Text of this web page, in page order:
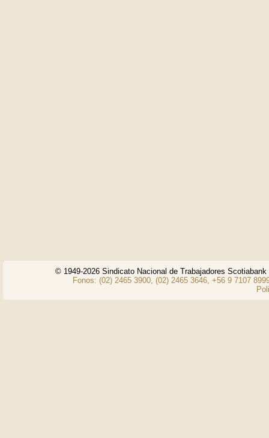
© 1949-2026 Sindicato Nacional de Trabajadores
Fonos: (02) 2465 3900, (02) 2465 3646, +56 9 7107